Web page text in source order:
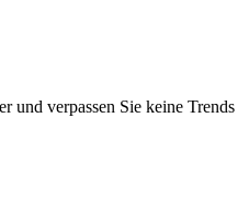
und verpassen Sie keine Trends